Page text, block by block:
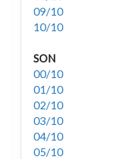
09/10
10/10
SON
00/10
01/10
02/10
03/10
04/10
05/10